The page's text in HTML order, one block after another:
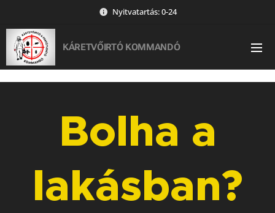
Nyitvatartás: 0-24
KÁRETVŐIRTÓ KOMMANDÓ
Bolha a
lakásban?